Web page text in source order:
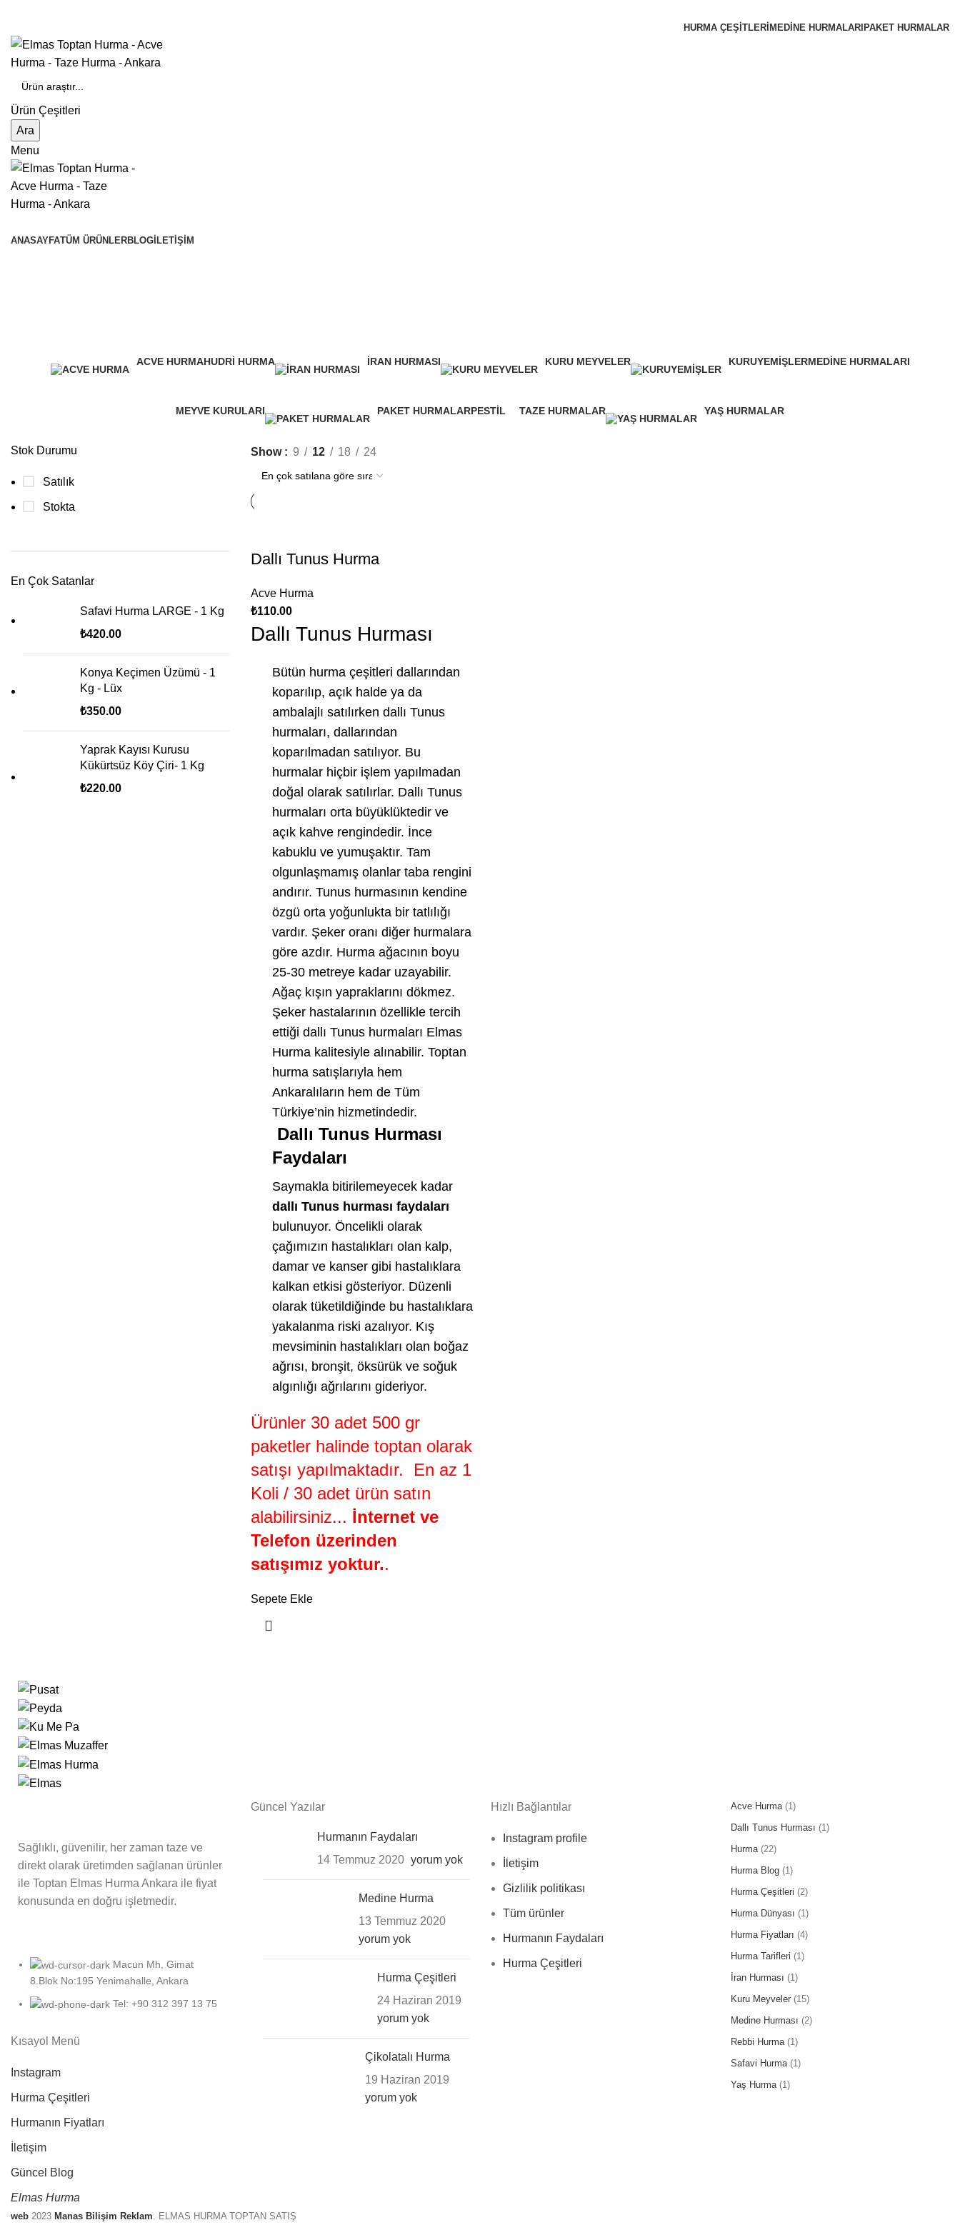
HURMA ÇEŞITLERI MEDINE HURMALARI PAKET HURMALAR
Ürün Çeşitleri
Ara
Menu
ANASAYFATÜM ÜRÜNLERBLOG İLETIŞIM
ACVE HURMAHUDRI HURMA
İRAN HURMASI
KURU MEYVELER
KURUYEMIŞLERMEDINE HURMALARI
MEYVE KURULARI
PAKET HURMALARPESTIL
TAZE HURMALAR
YAŞ HURMALAR
Stok Durumu
Satılık
Stokta
En Çok Satanlar
Safavi Hurma LARGE - 1 Kg
₺420.00
Konya Keçimen Üzümü - 1
Kg - Lüx
₺350.00
Yaprak Kayısı Kurusu
Kükürtsüz Köy Çiri- 1 Kg
₺220.00
Show 9 12 18 24
Dallı Tunus Hurma
Acve Hurma
₺110.00
Dallı Tunus Hurması
Bütün hurma çeşitleri dallarından
koparılıp, açık halde ya da
ambalajlı satılırken dallı Tunus
hurmaları, dallarından
koparılmadan satılıyor. Bu
hurmalar hiçbir işlem yapılmadan
doğal olarak satılırlar. Dallı Tunus
hurmaları orta büyüklüktedir ve
açık kahve rengindedir. İnce
kabuklu ve yumuşaktır. Tam
olgunlaşmamış olanlar taba rengini
andırır. Tunus hurmasının kendine
özgü orta yoğunlukta bir tatlılığı
vardır. Şeker oranı diğer hurmalara
göre azdır. Hurma ağacının boyu
25-30 metreye kadar uzayabilir.
Ağaç kışın yapraklarını dökmez.
Şeker hastalarının özellikle tercih
ettiği dallı Tunus hurmaları Elmas
Hurma kalitesiyle alınabilir. Toptan
hurma satışlarıyla hem
Ankaralıların hem de Tüm
Türkiye’nin hizmetindedir.
Dallı Tunus Hurması
Faydaları
Saymakla bitirilemeyecek kadar
dallı Tunus hurması faydaları
bulunuyor. Öncelikli olarak
çağımızın hastalıkları olan kalp,
damar ve kanser gibi hastalıklara
kalkan etkisi gösteriyor. Düzenli
olarak tüketildiğinde bu hastalıklara
yakalanma riski azalıyor. Kış
mevsiminin hastalıkları olan boğaz
ağrısı, bronşit, öksürük ve soğuk
algınlığı ağrılarını gideriyor.
Ürünler 30 adet 500 gr
paketler halinde toptan olarak
satışı yapılmaktadır. En az 1
Koli / 30 adet ürün satın
alabilirsiniz... İnternet ve
Telefon üzerinden
satışımız yoktur..
Sepete Ekle
Sağlıklı, güvenilir, her zaman taze ve
direkt olarak üretimden sağlanan ürünler
ile Toptan Elmas Hurma Ankara ile fiyat
konusunda en doğru işletmedir.
Macun Mh, Gimat
8.Blok No:195 Yenimahalle, Ankara
Tel: +90 312 397 13 75
Kısayol Menü
Instagram
Hurma Çeşitleri
Hurmanın Fiyatları
İletişim
Güncel Blog
Elmas Hurma
Güncel Yazılar
Hurmanın Faydaları
14 Temmuz 2020 yorum yok
Medine Hurma
13 Temmuz 2020
yorum yok
Hurma Çeşitleri
24 Haziran 2019
yorum yok
Çikolatalı Hurma
19 Haziran 2019
yorum yok
Hızlı Bağlantılar
Instagram profile
İletişim
Gizlilik politikası
Tüm ürünler
Hurmanın Faydaları
Hurma Çeşitleri
Acve Hurma (1)
Dallı Tunus Hurması (1)
Hurma (22)
Hurma Blog (1)
Hurma Çeşitleri (2)
Hurma Dünyası (1)
Hurma Fiyatları (4)
Hurma Tarifleri (1)
İran Hurması (1)
Kuru Meyveler (15)
Medine Hurması (2)
Rebbi Hurma (1)
Safavi Hurma (1)
Yaş Hurma (1)
web 2023 Manas Bilişim Reklam. ELMAS HURMA TOPTAN SATIŞ